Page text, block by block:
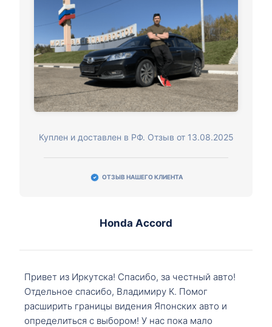
Куплен и доставлен в РФ. Отзыв от 13.08.2025
ОТЗЫВ НАШЕГО КЛИЕНТА
Honda Accord
Привет из Иркутска! Спасибо, за честный авто!
Отдельное спасибо, Владимиру К. Помог
расширить границы видения Японских авто и
определиться с выбором! У нас пока мало